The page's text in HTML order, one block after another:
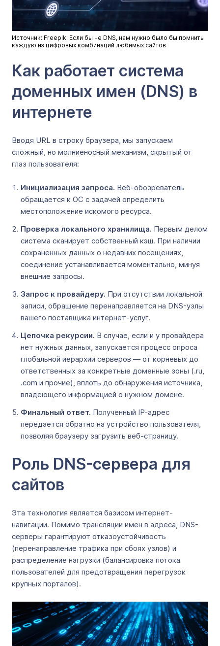
Источник: Freepik. Если бы не DNS, нам нужно было бы помнить
каждую из цифровых комбинаций любимых сайтов
Как работает система
доменных имен (DNS) в
интернете
Вводя URL в строку браузера, мы запускаем
сложный, но молниеносный механизм, скрытый от
глаз пользователя:
Инициализация запроса. Веб-обозреватель
обращается к ОС с задачей определить
местоположение искомого ресурса.
Проверка локального хранилища. Первым делом
система сканирует собственный кэш. При наличии
сохраненных данных о недавних посещениях,
соединение устанавливается моментально, минуя
внешние запросы.
Запрос к провайдеру. При отсутствии локальной
записи, обращение перенаправляется на DNS-узлы
вашего поставщика интернет-услуг.
Цепочка рекурсии. В случае, если и у провайдера
нет нужных данных, запускается процесс опроса
глобальной иерархии серверов — от корневых до
ответственных за конкретные доменные зоны (.ru,
.com и прочие), вплоть до обнаружения источника,
владеющего информацией о нужном домене.
Финальный ответ. Полученный IP-адрес
передается обратно на устройство пользователя,
позволяя браузеру загрузить веб-страницу.
Роль DNS-сервера для
сайтов
Эта технология является базисом интернет-
навигации. Помимо трансляции имен в адреса, DNS-
серверы гарантируют отказоустойчивость
(перенаправление трафика при сбоях узлов) и
распределение нагрузки (балансировка потока
пользователей для предотвращения перегрузок
крупных порталов).